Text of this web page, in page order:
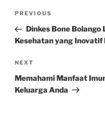
Previous
Post
PREVIOUS
Dinkes Bone
Kesehatan yang Inovatif
Next
Post
NEXT
Memahami Manfaat
Keluarga Anda